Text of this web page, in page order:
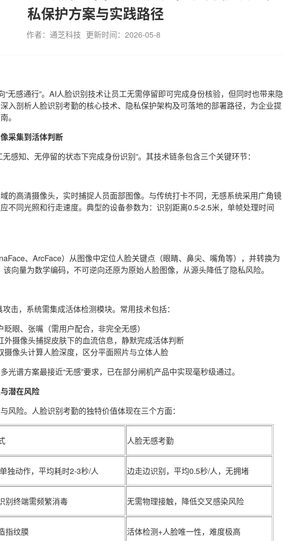
私保护方案与实践路径
作者：通芝科技 更新时间：2026-05-8
“无感通行”。AI人脸识别技术让员工无需停留即可完成身份核验，但同时也带来隐
入剖析人脸识别考勤的核心技术、隐私保护架构及可落地的部署路径，为企业提
。
采集到活体判断
感知、无停留的状态下完成身份识别”。其技术链条包含三个关键环节：
的高清摄像头，实时捕捉人员面部图像。与传统打卡不同，无感系统采用广角镜
不同光照和行走速度。典型的设备参数为：识别距离0.5-2.5米，单帧处理时间
、ArcFace）从图像中定位人脸关键点（眼睛、鼻尖、嘴角等），并转换为
向量为数学编码，不可逆向还原为原始人脸图像，从源头降低了隐私风险。
击，系统需集成活体检测模块。常用技术包括：
眨眼、张嘴（需用户配合，非完全无感）
外摄像头捕捉皮肤下的血流信息，静默完成活体判断
摄像头计算人脸深度，区分平面照片与立体人脸
光谱方案最接近“无感”要求，已在部分闸机产品中实现毫秒级通过。
潜在风险
风险。人脸识别考勤的独特价值体现在三个方面：
人脸无感考勤
独动作，平均耗时2-3秒/人 边走边识别，平均0.5秒/人，无拥堵
别终端需频繁消毒 无需物理接触，降低交叉感染风险
指纹膜 活体检测+人脸唯一性，难度极高